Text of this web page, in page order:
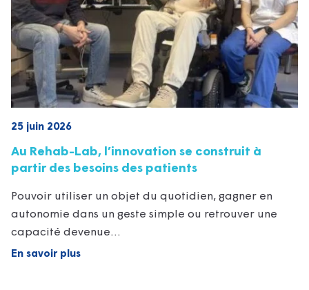
25 juin 2026
Au Rehab-Lab, l’innovation se construit à
partir des besoins des patients
Pouvoir utiliser un objet du quotidien, gagner en
autonomie dans un geste simple ou retrouver une
capacité devenue…
En savoir plus